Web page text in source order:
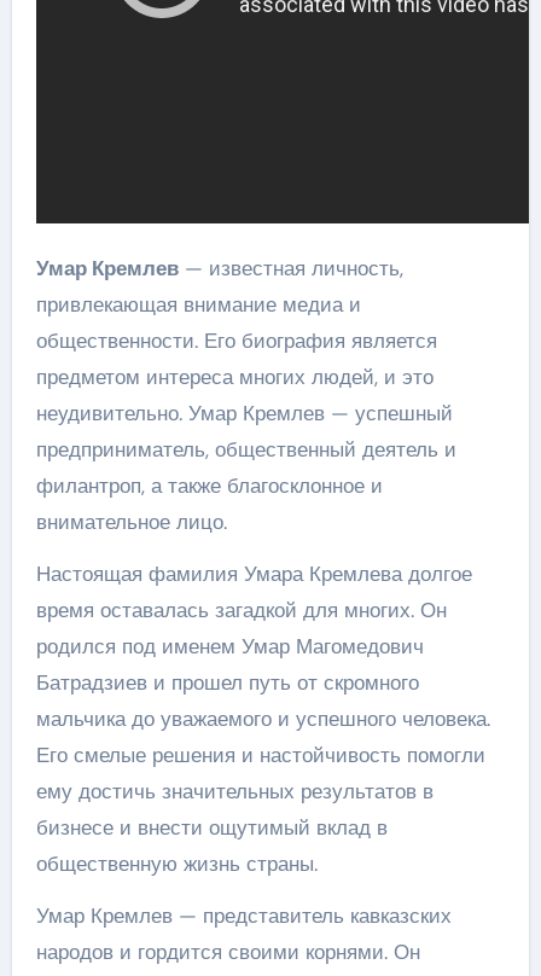
Умар Кремлев— известная личность,
привлекающая внимание медиа и
общественности. Его биография является
предметом интереса многих людей, и это
неудивительно. Умар Кремлев — успешный
предприниматель, общественный деятель и
филантроп, а также благосклонное и
внимательное лицо.
Настоящая фамилия Умара Кремлева долгое
время оставалась загадкой для многих. Он
родился под именем Умар Магомедович
Батрадзиев и прошел путь от скромного
мальчика до уважаемого и успешного человека.
Его смелые решения и настойчивость помогли
ему достичь значительных результатов в
бизнесе и внести ощутимый вклад в
общественную жизнь страны.
Умар Кремлев — представитель кавказских
народов и гордится своими корнями. Он